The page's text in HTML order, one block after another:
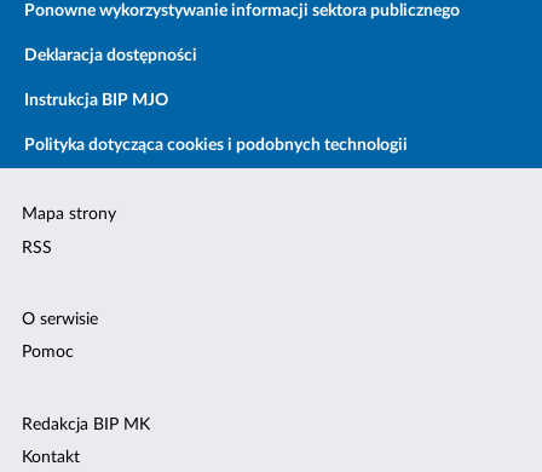
Ponowne wykorzystywanie informacji sektora publicznego
Deklaracja dostępności
Instrukcja BIP MJO
Polityka dotycząca cookies i podobnych technologii
Mapa strony
RSS
O serwisie
Pomoc
Redakcja BIP MK
Kontakt